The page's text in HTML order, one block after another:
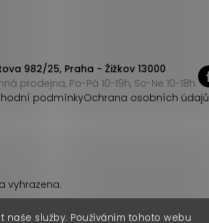
služby. Používáním tohoto webu
982/25, Praha - Žižkov 13000
prodejna, Po-Pá 10-19h, So-Ne 10-18h
podmínkyOchrana osobních údajů
vyhrazena.